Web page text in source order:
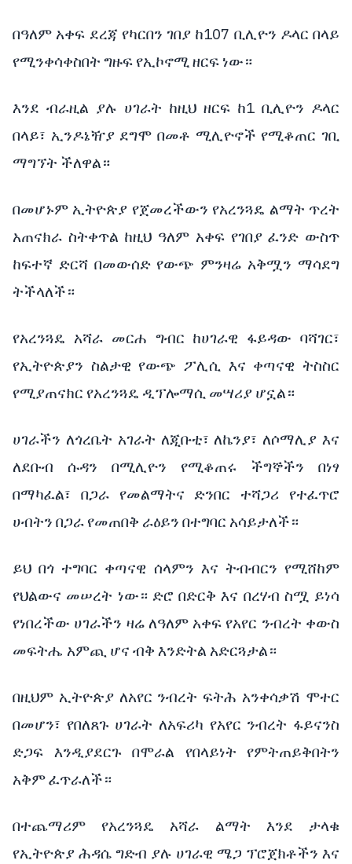
በዓለም አቀፍ ደረጃ የካርበን ገበያ ከ107 ቢሊዮን ዶላር በላይ
የሚንቀሳቀስበት ግዙፍ የኢኮኖሚ ዘርፍ ነው።
እንደ ብራዚል ያሉ ሀገራት ከዚህ ዘርፍ ከ1 ቢሊዮን ዶላር
በላይ፣ ኢንዶኔዥያ ደግሞ በመቶ ሚሊዮኖች የሚቆጠር ገቢ
ማግኘት ችለዋል።
በመሆኑም ኢትዮጵያ የጀመረችውን የአረንጓዴ ልማት ጥረት
አጠናክራ ስትቀጥል ከዚህ ዓለም አቀፍ የገበያ ፈንድ ውስጥ
ከፍተኛ ድርሻ በመውሰድ የውጭ ምንዛሬ አቅሟን ማሳደግ
ትችላለች።
የአረንጓዴ አሻራ መርሐ ግብር ከሀገራዊ ፋይዳው ባሻገር፣
የኢትዮጵያን ስልታዊ የውጭ ፖሊሲ እና ቀጣናዊ ትስስር
የሚያጠናክር የአረንጓዴ ዲፕሎማሲ መሣሪያ ሆኗል።
ሀገራችን ለጎረቤት አገራት ለጂቡቲ፣ ለኬንያ፣ ለሶማሊያ እና
ለደቡብ ሱዳን በሚሊዮን የሚቆጠሩ ችግኞችን በነፃ
በማካፈል፣ በጋራ የመልማትና ድንበር ተሻጋሪ የተፈጥሮ
ሀብትን በጋራ የመጠበቅ ራዕይን በተግባር አሳይታለች።
ይህ በጎ ተግባር ቀጣናዊ ሰላምን እና ትብብርን የሚሸከም
የህልውና መሠረት ነው። ድሮ በድርቅ እና በረሃብ ስሟ ይነሳ
የነበረችው ሀገራችን ዛሬ ለዓለም አቀፍ የአየር ንብረት ቀውስ
መፍትሔ አምጪ ሆና ብቅ እንድትል አድርጓታል።
በዚህም ኢትዮጵያ ለአየር ንብረት ፍትሕ አንቀሳቃሽ ሞተር
በመሆን፣ የበለጸጉ ሀገራት ለአፍሪካ የአየር ንብረት ፋይናንስ
ድጋፍ እንዲያደርጉ በሞራል የበላይነት የምትጠይቅበትን
አቅም ፈጥራለች።
በተጨማሪም የአረንጓዴ አሻራ ልማት እንደ ታላቁ
የኢትዮጵያ ሕዳሴ ግድብ ያሉ ሀገራዊ ሜጋ ፕሮጀክቶችን እና